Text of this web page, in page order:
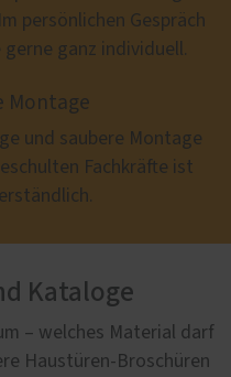
persönlichen Gespräch
gerne ganz individuell.
Montage
und saubere Montage
Fachkräfte ist
Kataloge
– welches Material darf
Haustüren-Broschüren